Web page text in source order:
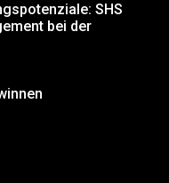
SHS
bei der